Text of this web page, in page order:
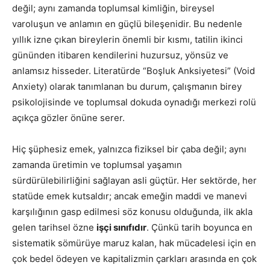
değil; aynı zamanda toplumsal kimliğin, bireysel
varoluşun ve anlamın en güçlü bileşenidir. Bu nedenle
yıllık izne çıkan bireylerin önemli bir kısmı, tatilin ikinci
gününden itibaren kendilerini huzursuz, yönsüz ve
anlamsız hisseder. Literatürde “Boşluk Anksiyetesi” (Void
Anxiety) olarak tanımlanan bu durum, çalışmanın birey
psikolojisinde ve toplumsal dokuda oynadığı merkezi rolü
açıkça gözler önüne serer.
Hiç şüphesiz emek, yalnızca fiziksel bir çaba değil; aynı
zamanda üretimin ve toplumsal yaşamın
sürdürülebilirliğini sağlayan asli güçtür. Her sektörde, her
statüde emek kutsaldır; ancak emeğin maddi ve manevi
karşılığının gasp edilmesi söz konusu olduğunda, ilk akla
gelen tarihsel özne işçi sınıfıdır. Çünkü tarih boyunca en
sistematik sömürüye maruz kalan, hak mücadelesi için en
çok bedel ödeyen ve kapitalizmin çarkları arasında en çok